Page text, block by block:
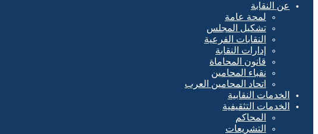
عن النقابة
لمحة عامة
تشكيل المجلس
النقابات الفرعية
إدارات النقابة
قانون المحاماة
نقباء المحامين
اتحاد المحامين العرب
الخدمات النقابية
الخدمات التثقيفية
المحاكم
التشريعات